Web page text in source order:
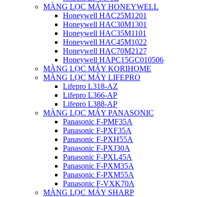
MÀNG LỌC MÁY HONEYWELL
Honeywell HAC25M1201
Honeywell HAC30M1301
Honeywell HAC35M1101
Honeywell HAC45M1022
Honeywell HAC70M2127
Honeywell HAPC15GC010506
MÀNG LỌC MÁY KORIHOME
MÀNG LỌC MÁY LIFEPRO
Lifepro L318-AZ
Lifepro L366-AP
Lifepro L388-AP
MÀNG LỌC MÁY PANASONIC
Panasonic F-PMF35A
Panasonic F-PXF35A
Panasonic F-PXH55A
Panasonic F-PXJ30A
Panasonic F-PXL45A
Panasonic F-PXM35A
Panasonic F-PXM55A
Panasonic F-VXK70A
MÀNG LỌC MÁY SHARP